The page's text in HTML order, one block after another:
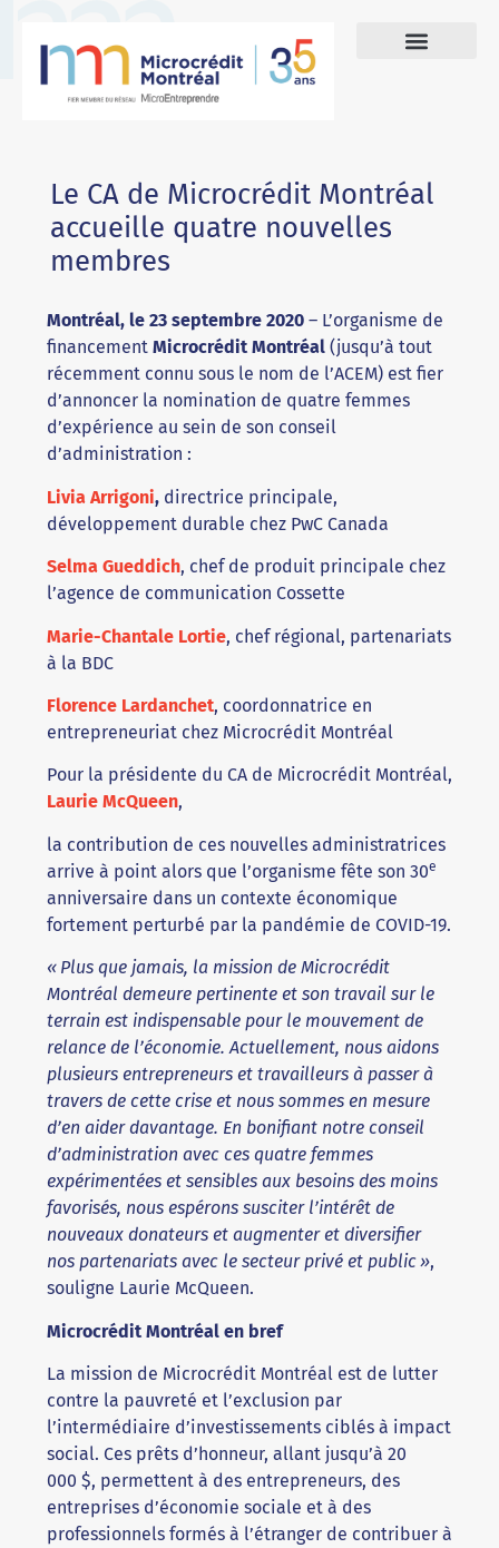
Le CA de Microcrédit Montréal
accueille quatre nouvelles
membres
Montréal, le 23 septembre 2020 – L’organisme de
financement Microcrédit Montréal (jusqu’à tout
récemment connu sous le nom de l’ACEM) est fier
d’annoncer la nomination de quatre femmes
d’expérience au sein de son conseil
d’administration :
Livia Arrigoni, directrice principale,
développement durable chez PwC Canada
Selma Gueddich, chef de produit principale chez
l’agence de communication Cossette
Marie-Chantale Lortie, chef régional, partenariats
à la BDC
Florence Lardanchet, coordonnatrice en
entrepreneuriat chez Microcrédit Montréal
Pour la présidente du CA de Microcrédit Montréal,
Laurie McQueen,
la contribution de ces nouvelles administratrices
arrive à point alors que l’organisme fête son 30e
anniversaire dans un contexte économique
fortement perturbé par la pandémie de COVID-19.
« Plus que jamais, la mission de Microcrédit
Montréal demeure pertinente et son travail sur le
terrain est indispensable pour le mouvement de
relance de l’économie. Actuellement, nous aidons
plusieurs entrepreneurs et travailleurs à passer à
travers de cette crise et nous sommes en mesure
d’en aider davantage. En bonifiant notre conseil
d’administration avec ces quatre femmes
expérimentées et sensibles aux besoins des moins
favorisés, nous espérons susciter l’intérêt de
nouveaux donateurs et augmenter et diversifier
nos partenariats avec le secteur privé et public »,
souligne Laurie McQueen.
Microcrédit Montréal en bref
La mission de Microcrédit Montréal est de lutter
contre la pauvreté et l’exclusion par
l’intermédiaire d’investissements ciblés à impact
social. Ces prêts d’honneur, allant jusqu’à 20
000 $, permettent à des entrepreneurs, des
entreprises d’économie sociale et à des
professionnels formés à l’étranger de contribuer à